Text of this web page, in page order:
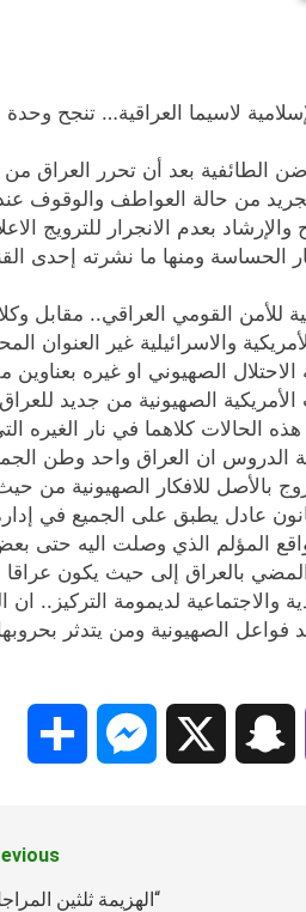
بعد أن تحرر العراق من فتنة
من حالة العواطف والوقوف
والإرشاد بعدم الانجرار
ومنها ما نشرته إحدى
للأمن القومي العراقي.. مقابل
والاسرائيلية غير
الصهيوني او غيره بعناوين
الأمريكية الصهيونية من جديد
هذه الحالات كلاهما في نار
ان العراق واحد وطن
بالأصل للافكار الصهيونية من
عادل يطبق على الجميع في
المؤلم الذي وصلت اليه حتى
والمضي بالعراق إلى حيث يكون
والاجتماعية لديمومة التركيز..
Viber
Snapchat
Messenger
“الهزيمة ثلثين